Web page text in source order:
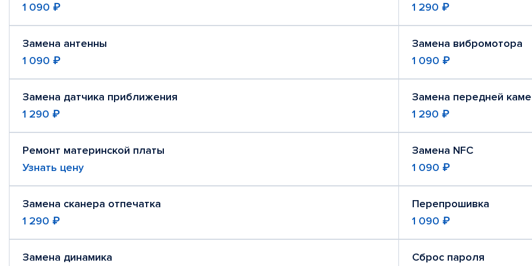
1 090 ₽ 1 290 ₽
Замена антенны
1 090 ₽
Замена вибромотора
1 090 ₽
Замена датчика приближения
1 290 ₽
Замена передней
1 290 ₽
Ремонт материнской платы
Узнать цену
Замена NFC
1 090 ₽
Замена сканера отпечатка
1 290 ₽
Перепрошивка
1 090 ₽
Замена динамика Сброс пароля